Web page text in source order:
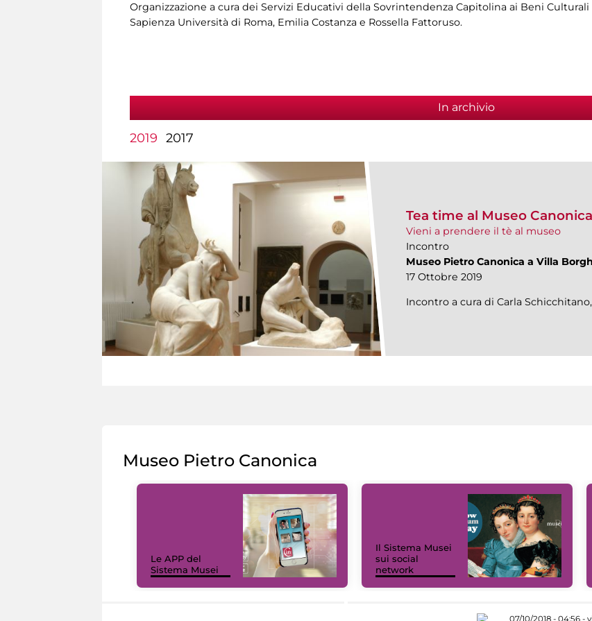
Organizzazione a cura dei Servizi Educativi della Sovrintendenza Capitolina ai Beni
Sapienza Università di Roma, Emilia Costanza e Rossella Fattoruso.
In archivio
2019 2017
Tea time al Museo Canonica
Vieni a prendere il tè al museo
Incontro
Museo Pietro Canonica a Villa
17 Ottobre 2019
Incontro a cura di Carla
Museo Pietro Canonica
Le APP del
Sistema Musei
Il Sistema Musei
sui social
network